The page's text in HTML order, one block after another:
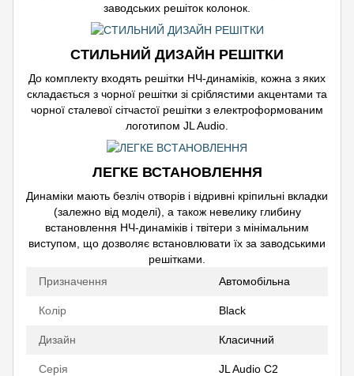
заводських решіток колонок.
СТИЛЬНИЙ ДИЗАЙН РЕШІТКИ
До комплекту входять решітки НЧ-динаміків, кожна з яких
складається з чорної решітки зі сріблястими акцентами та
чорної сталевої сітчастої решітки з електроформованим
логотипом JL Audio.
ЛЕГКЕ ВСТАНОВЛЕННЯ
Динаміки мають безліч отворів і відривні кріпильні вкладки
(залежно від моделі), а також невелику глибину
встановлення НЧ-динаміків і твітери з мінімальним
виступом, що дозволяє встановлювати їх за заводськими
решітками.
Призначення
Автомобільна
Колір Black
Дизайн Класичний
Серія JL Audio C2